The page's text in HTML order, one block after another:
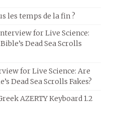
les temps de la fin ?
for Live Science:
Dead Sea Scrolls
for Live Science: Are
Dead Sea Scrolls Fakes?
AZERTY Keyboard 1.2